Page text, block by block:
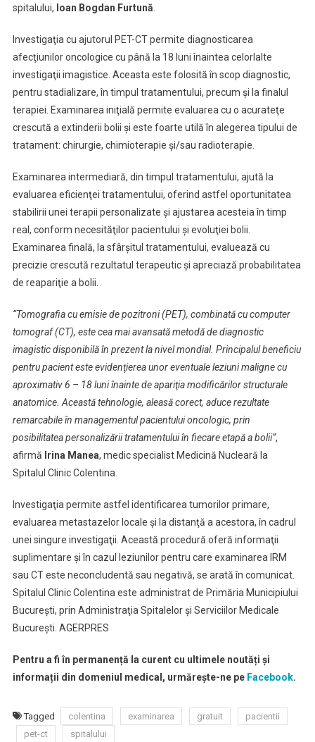
spitalului, Ioan Bogdan Furtună.
Investigaţia cu ajutorul PET-CT permite diagnosticarea
afecţiunilor oncologice cu până la 18 luni înaintea celorlalte
investigaţii imagistice. Aceasta este folosită în scop diagnostic,
pentru stadializare, în timpul tratamentului, precum şi la finalul
terapiei. Examinarea iniţială permite evaluarea cu o acurateţe
crescută a extinderii bolii şi este foarte utilă în alegerea tipului de
tratament: chirurgie, chimioterapie şi/sau radioterapie.
Examinarea intermediară, din timpul tratamentului, ajută la
evaluarea eficienţei tratamentului, oferind astfel oportunitatea
stabilirii unei terapii personalizate şi ajustarea acesteia în timp
real, conform necesităţilor pacientului şi evoluţiei bolii.
Examinarea finală, la sfârşitul tratamentului, evaluează cu
precizie crescută rezultatul terapeutic şi apreciază probabilitatea
de reapariţie a bolii.
“Tomografia cu emisie de pozitroni (PET), combinată cu computer
tomograf (CT), este cea mai avansată metodă de diagnostic
imagistic disponibilă în prezent la nivel mondial. Principalul beneficiu
pentru pacient este evidenţierea unor eventuale leziuni maligne cu
aproximativ 6 – 18 luni înainte de apariţia modificărilor structurale
anatomice. Această tehnologie, aleasă corect, aduce rezultate
remarcabile în managementul pacientului oncologic, prin
posibilitatea personalizării tratamentului în fiecare etapă a bolii”,
afirmă Irina Manea, medic specialist Medicină Nucleară la
Spitalul Clinic Colentina.
Investigaţia permite astfel identificarea tumorilor primare,
evaluarea metastazelor locale şi la distanţă a acestora, în cadrul
unei singure investigaţii. Această procedură oferă informaţii
suplimentare şi în cazul leziunilor pentru care examinarea IRM
sau CT este neconcludentă sau negativă, se arată în comunicat.
Spitalul Clinic Colentina este administrat de Primăria Municipiului
Bucureşti, prin Administraţia Spitalelor şi Serviciilor Medicale
Bucureşti. AGERPRES
Pentru a fi în permanență la curent cu ultimele noutăți și
informații din domeniul medical, urmărește-ne pe Facebook.
Tagged colentina examinarea gratuit
pacientii
pet-ct
spitalului